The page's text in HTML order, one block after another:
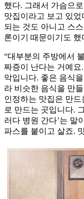
했다. 그래서 가슴으
맛집이라고 보고 있
되는 것도 아니고 스
론이기 때문이기도 했
“대부분의 주방에서
짜증이 난다는 거예요
악입니다. 좋은 음식
라 비슷한 음식을 만
인정하는 맛집은 만
로 만드는 곳입니다.
러다 병원 간다’는 말
파스를 붙이고 살죠.